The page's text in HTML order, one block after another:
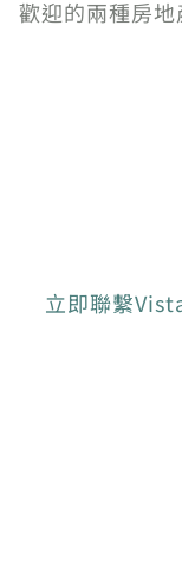
歡迎的兩種房地
立即聯繫